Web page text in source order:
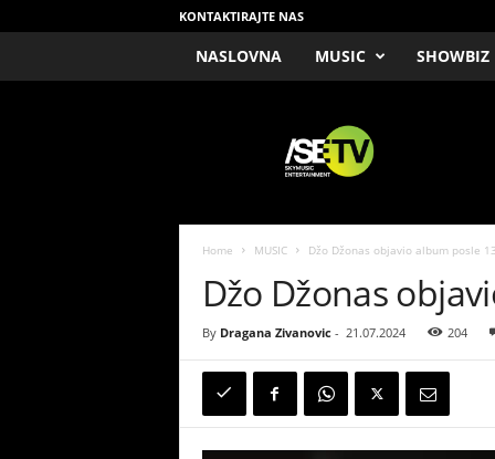
KONTAKTIRAJTE NAS
NASLOVNA MUSIC SHOWBIZ
Home MUSIC Džo Džonas objavio album posle
Džo Džonas
By Dragana Zivanovic- 21.07.2024 204